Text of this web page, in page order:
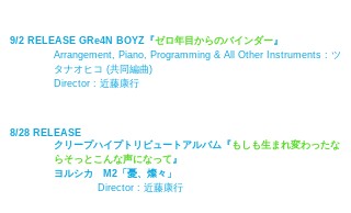
9/2 RELEASE GRe4N BOYZ『ゼロ年目からのバインダー』
Arrangement, Piano, Programming & All Other Instruments : ツ
タナオヒコ (共同編曲)
Director : 近藤康行
8/28 RELEASE
クリープハイプトリビュートアルバム『もしも生まれ変わったな
らそっとこんな声になって』
ヨルシカ M2「憂、燦々」
Director : 近藤康行